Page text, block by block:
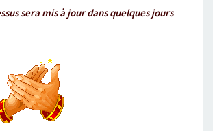
sera mis à jour dans quelques jours